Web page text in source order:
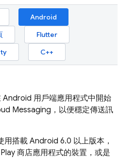
Android
Flutter
C++
Android 用戶端應用程式中開始
Messaging ，以便穩定傳送訊
用搭載 Android 6.0 以上版本，
商店應用程式的裝置，或是